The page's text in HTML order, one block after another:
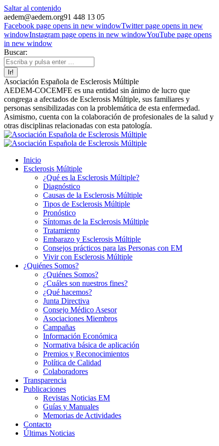
Saltar al contenido
aedem@aedem.org91 448 13 05
Facebook page opens in new windowTwitter page opens in new
windowInstagram page opens in new windowYouTube page opens
in new window
Buscar:
Asociación Española de Esclerosis Múltiple
AEDEM-COCEMFE es una entidad sin ánimo de lucro que
congrega a afectados de Esclerosis Múltiple, sus familiares y
personas sensibilizadas con la problemática de esta enfermedad.
Asimismo, cuenta con la colaboración de profesionales de la salud y
otras disciplinas relacionadas con esta patología.
Inicio
Esclerosis Múltiple
¿Qué es la Esclerosis Múltiple?
Diagnóstico
Causas de la Esclerosis Múltiple
Tipos de Esclerosis Múltiple
Pronóstico
Síntomas de la Esclerosis Múltiple
Tratamiento
Embarazo y Esclerosis Múltiple
Consejos prácticos para las Personas con EM
Vivir con Esclerosis Múltiple
¿Quiénes Somos?
¿Quiénes Somos?
¿Cuáles son nuestros fines?
¿Qué hacemos?
Junta Directiva
Consejo Médico Asesor
Asociaciones Miembros
Campañas
Información Económica
Normativa básica de aplicación
Premios y Reconocimientos
Política de Calidad
Colaboradores
Transparencia
Publicaciones
Revistas Noticias EM
Guías y Manuales
Memorias de Actividades
Contacto
Últimas Noticias